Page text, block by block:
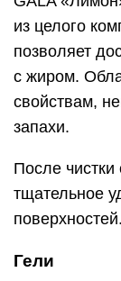
из целого
позволяет
с жиром.
свойствам,
запахи.
После
тщательное
поверхностей.
Гели